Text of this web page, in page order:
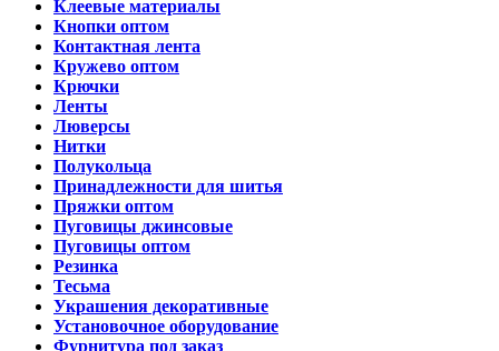
Клеевые материалы
Кнопки оптом
Контактная лента
Кружево оптом
Крючки
Ленты
Люверсы
Нитки
Полукольца
Принадлежности для шитья
Пряжки оптом
Пуговицы джинсовые
Пуговицы оптом
Резинка
Тесьма
Украшения декоративные
Установочное оборудование
Фурнитура под заказ